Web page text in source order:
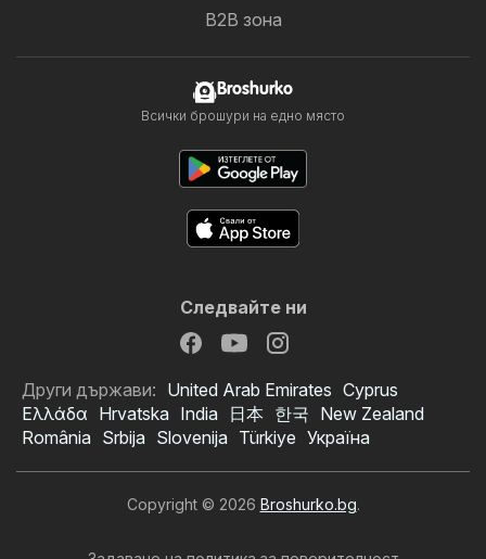
B2B зона
Broshurko
Всички брошури на едно място
Следвайте ни
Други държави: United Arab Emirates Cyprus
Ελλάδα Hrvatska India 日本 한국 New Zealand
România Srbija Slovenija Türkiye Україна
Copyright © 2026 Broshurko.bg.